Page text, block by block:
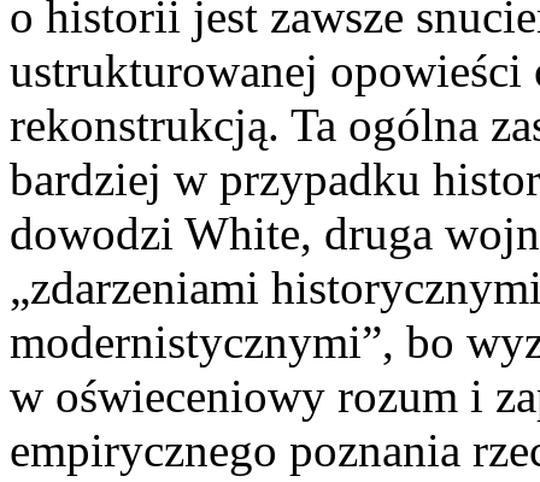
o historii jest zawsze
ustrukturowanej opowieści
rekonstrukcją. Ta ogólna
bardziej w przypadku
dowodzi White, druga
„zdarzeniami
modernistycznymi”, bo
w oświeceniowy rozum i
empirycznego poznania